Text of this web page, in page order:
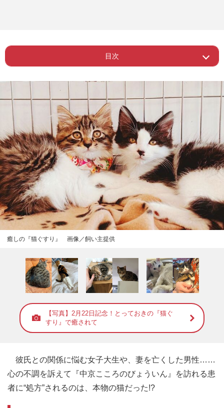
目次
Page 1 ー 癒しの『猫ぐすり』
Page 2 ー 『猫ぐすり』の効能は？
Page 4 ー 【読者発】わたしの猫ぐすり
癒しの『猫ぐすり』 画像／飼い主提供
【写真】2月22日記念！とっておきの『猫ぐ
すり』で癒されて
彼氏との関係に悩む女子大生や、妻を亡くした男性……
心の不調を訴えて『中京こころのびょういん』を訪れる患
者に“処方”されるのは、本物の猫だった!?